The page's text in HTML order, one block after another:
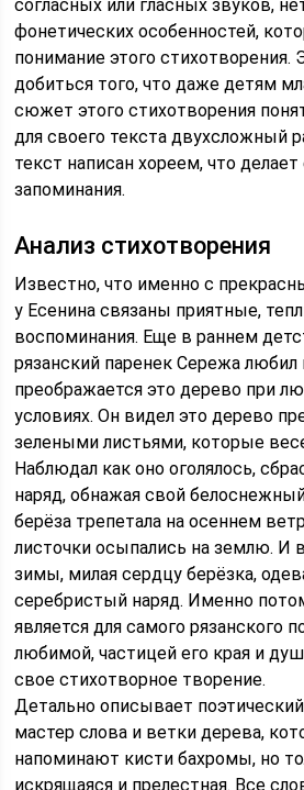
согласных или гласных звуков,
фонетических особенностей,
понимание этого стихотворения.
добиться того, что даже детям
сюжет этого стихотворения
для своего текста двухсложный
текст написан хореем, что
запоминания.
Анализ стихотворения
Известно, что именно с
у Есенина связаны приятные,
воспоминания. Еще в раннем
рязанский паренек Сережа
преображается это дерево при
условиях. Он видел это дерево
зелеными листьями, которые
Наблюдал как оно оголялось,
наряд, обнажая свой
берёза трепетала на осеннем
листочки осыпались на землю. И
зимы, милая сердцу берёзка,
серебристый наряд. Именно
является для самого рязанского
любимой, частицей его края и
свое стихотворное творение.
Детально описывает
мастер слова и ветки дерева,
напоминают кисти бахромы, но
искрящаяся и прелестная. Все